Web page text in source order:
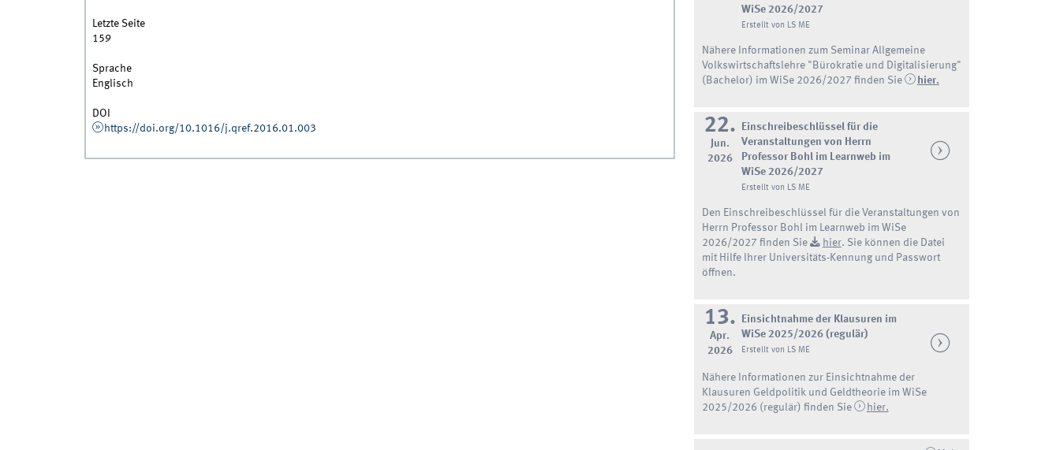
Letzte Seite
159
Sprache
Englisch
DOI
https://doi.org/10.1016/j.qref.2016.01.003
WiSe 2026/2027
Erstellt von LS ME
Nähere Informationen zum Seminar Allgemeine
Volkswirtschaftslehre "Bürokratie und Digitalisierung"
(Bachelor) im WiSe 2026/2027 finden Sie
hier.
22.
Jun.
2026
Einschreibeschlüssel für die
Veranstaltungen von Herrn
Professor Bohl im Learnweb im
WiSe 2026/2027
Erstellt von LS ME
Den Einschreibeschlüssel für die Veranstaltungen von
Herrn Professor Bohl im Learnweb im WiSe
2026/2027 finden Sie
hier. Sie können die Datei
mit Hilfe Ihrer Universitäts-Kennung und Passwort
öffnen.
13.
Apr.
2026
Einsichtnahme der Klausuren im
WiSe 2025/2026 (regulär)
Erstellt von LS ME
Nähere Informationen zur Einsichtnahme der
Klausuren Geldpolitik und Geldtheorie im WiSe
2025/2026 (regulär) finden Sie
hier.